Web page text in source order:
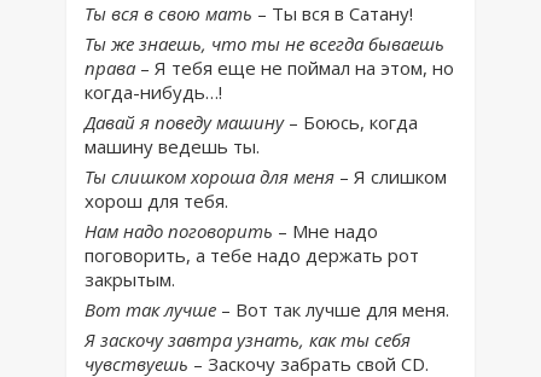
Ты вся в свою мать – Ты вся в Сатану!
Ты же знаешь, что ты не всегда бываешь
права – Я тебя еще не поймал на этом, но
когда-нибудь…!
Давай я поведу машину– Боюсь, когда
машину ведешь ты.
Ты слишком хороша для меня – Я слишком
хорош для тебя.
Нам надо поговорить – Мне надо
поговорить, а тебе надо держать рот
закрытым.
Вот так лучше – Вот так лучше для меня.
Я заскочу завтра узнать, как ты себя
чувствуешь – Заскочу забрать свой CD.